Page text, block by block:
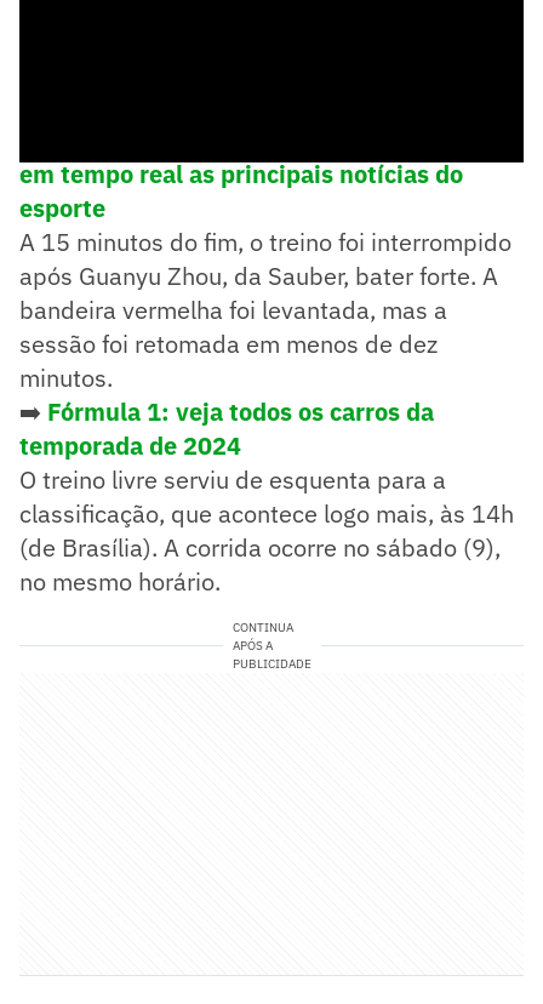
em tempo real as principais notícias do
esporte
A 15 minutos do fim, o treino foi interrompido
após Guanyu Zhou, da Sauber, bater forte. A
bandeira vermelha foi levantada, mas a
sessão foi retomada em menos de dez
minutos.
➡️ Fórmula 1: veja todos os carros da
temporada de 2024
O treino livre serviu de esquenta para a
classificação, que acontece logo mais, às 14h
(de Brasília). A corrida ocorre no sábado (9),
no mesmo horário.
CONTINUA
APÓS A
PUBLICIDADE